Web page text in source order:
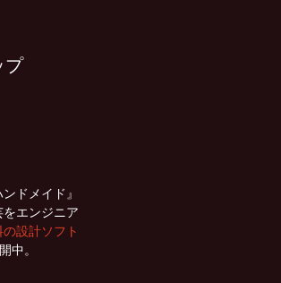
プ
ドメイド』
エンジニア
設計ソフト
中。